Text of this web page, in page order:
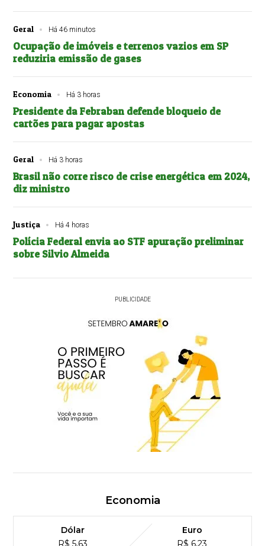
Geral Há 46 minutos
Ocupação de imóveis e terrenos vazios em SP
reduziria emissão de gases
Economia Há 3 horas
Presidente da Febraban defende bloqueio de
cartões para pagar apostas
Geral Há 3 horas
Brasil não corre risco de crise energética em 2024,
diz ministro
Justiça Há 4 horas
Polícia Federal envia ao STF apuração preliminar
sobre Silvio Almeida
PUBLICIDADE
Economia
Dólar
R$ 5,63
Euro
R$ 6,23